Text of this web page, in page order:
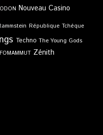
Nouveau Casino
République Tchèque
Techno The Young Gods
Zénith